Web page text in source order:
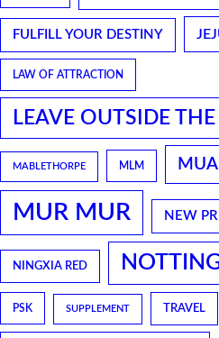
FULFILL YOUR DESTINY
LAW OF ATTRACTION
LEAVE OUTSIDE
MABLETHORPE MLM MUA
MUR MUR NEW
NINGXIA RED
PSK SUPPLEMENT TRAVEL